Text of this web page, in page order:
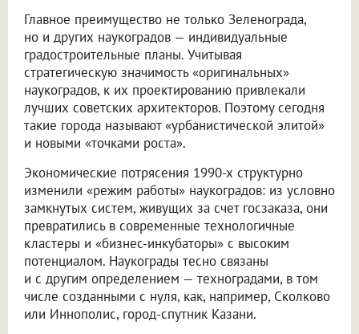
Главное преимущество не только Зеленограда,
но и других наукоградов — индивидуальные
градостроительные планы. Учитывая
стратегическую значимость «оригинальных»
наукоградов, к их проектированию привлекали
лучших советских архитекторов. Поэтому сегодня
такие города называют «урбанистической элитой»
и новыми «точками роста».
Экономические потрясения 1990-х структурно
изменили «режим работы» наукоградов: из условно
замкнутых систем, живущих за счет госзаказа, они
превратились в современные технологичные
кластеры и «бизнес-инкубаторы» с высоким
потенциалом. Наукограды тесно связаны
и с другим определением — техноградами, в том
числе созданными с нуля, как, например, Сколково
или Иннополис, город-спутник Казани.